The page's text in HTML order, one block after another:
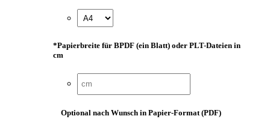
*Papierbreite für BPDF (ein Blatt) oder PLT-Dateien in
cm
Optional nach Wunsch in Papier-Format (PDF)